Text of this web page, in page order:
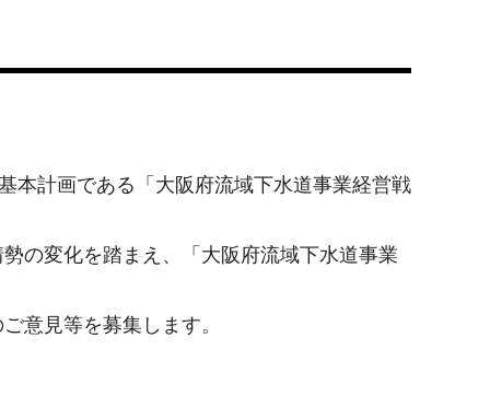
本計画である「大阪府流域下水道事業経営戦
の変化を踏まえ、「大阪府流域下水道事業
意見等を募集します。